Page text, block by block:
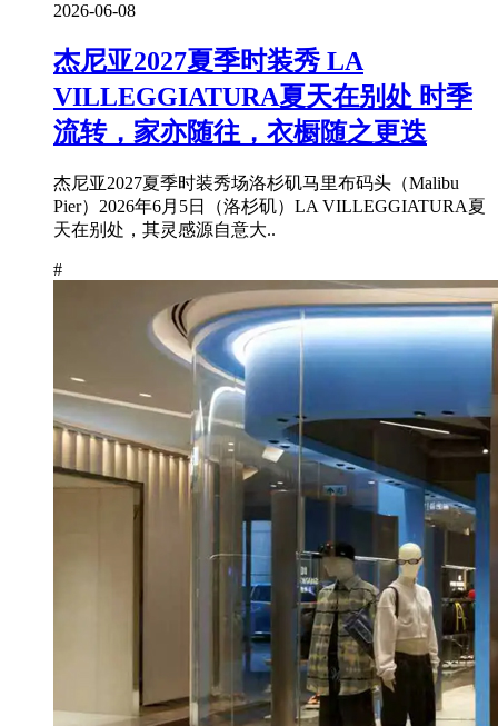
2026-06-08
杰尼亚2027夏季时装秀 LA
VILLEGGIATURA夏天在别处 时季
流转，家亦随往，衣橱随之更迭
杰尼亚2027夏季时装秀场洛杉矶马里布码头（Malibu
Pier）2026年6月5日（洛杉矶）LA VILLEGGIATURA夏
天在别处，其灵感源自意大..
#